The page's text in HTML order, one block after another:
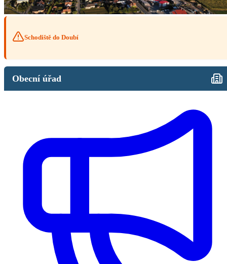
Schodiště do Doubí
Obecní úřad